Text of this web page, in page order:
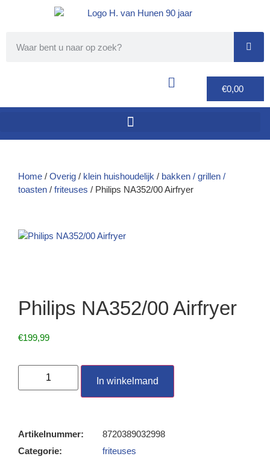
€0,00
Home / Overig / klein huishoudelijk / bakken / grillen /
toasten / friteuses / Philips NA352/00 Airfryer
Philips NA352/00 Airfryer
€199,99
In winkelmand
Artikelnummer:
8720389032998
Categorie:
friteuses